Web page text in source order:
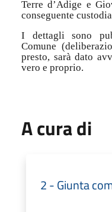
Terre d’Adige e
conseguente
I dettagli sono
Comune
presto, sarà dato
vero e proprio.
A cura di
2 - Giunta